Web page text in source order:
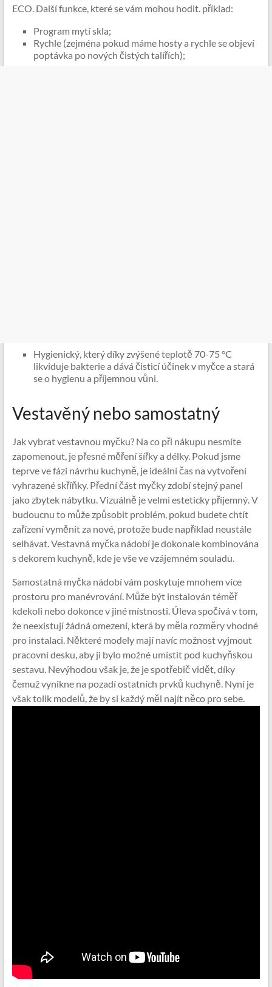
ECO. Další funkce, které se vám mohou hodit. příklad:
Program mytí skla;
Rychle (zejména pokud máme hosty a rychle se objeví
poptávka po nových čistých talířích);
Hygienický, který díky zvýšené teplotě 70-75 °C
likviduje bakterie a dává čisticí účinek v myčce a stará
se o hygienu a příjemnou vůni.
Vestavěný nebo samostatný
Jak vybrat vestavnou myčku? Na co při nákupu nesmíte
zapomenout, je přesné měření šířky a délky. Pokud jsme
teprve ve fázi návrhu kuchyně, je ideální čas na vytvoření
vyhrazené skříňky. Přední část myčky zdobí stejný panel
jako zbytek nábytku. Vizuálně je velmi esteticky příjemný. V
budoucnu to může způsobit problém, pokud budete chtít
zařízení vyměnit za nové, protože bude například neustále
selhávat. Vestavná myčka nádobí je dokonale kombinována
s dekorem kuchyně, kde je vše ve vzájemném souladu.
Samostatná myčka nádobí vám poskytuje mnohem více
prostoru pro manévrování. Může být instalován téměř
kdekoli nebo dokonce v jiné místnosti. Úleva spočívá v tom,
že neexistují žádná omezení, která by měla rozměry vhodné
pro instalaci. Některé modely mají navíc možnost vyjmout
pracovní desku, aby ji bylo možné umístit pod kuchyňskou
sestavu. Nevýhodou však je, že je spotřebič vidět, díky
čemuž vynikne na pozadí ostatních prvků kuchyně. Nyní je
však tolik modelů, že by si každý měl najít něco pro sebe.